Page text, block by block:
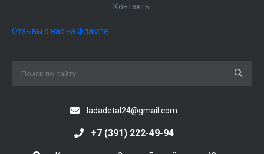
Контакты
Отзывы о нас на Флампе
ladadetal24@gmail.com
+7 (391) 222-49-94